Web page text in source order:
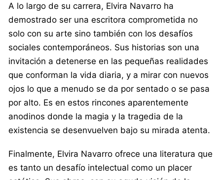
A lo largo de su carrera, Elvira Navarro ha
demostrado ser una escritora comprometida no
solo con su arte sino también con los desafíos
sociales contemporáneos. Sus historias son una
invitación a detenerse en las pequeñas realidades
que conforman la vida diaria, y a mirar con nuevos
ojos lo que a menudo se da por sentado o se pasa
por alto. Es en estos rincones aparentemente
anodinos donde la magia y la tragedia de la
existencia se desenvuelven bajo su mirada atenta.
Finalmente, Elvira Navarro ofrece una literatura que
es tanto un desafío intelectual como un placer